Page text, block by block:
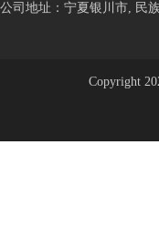
公司地址：宁夏银川市, 民
Copyright